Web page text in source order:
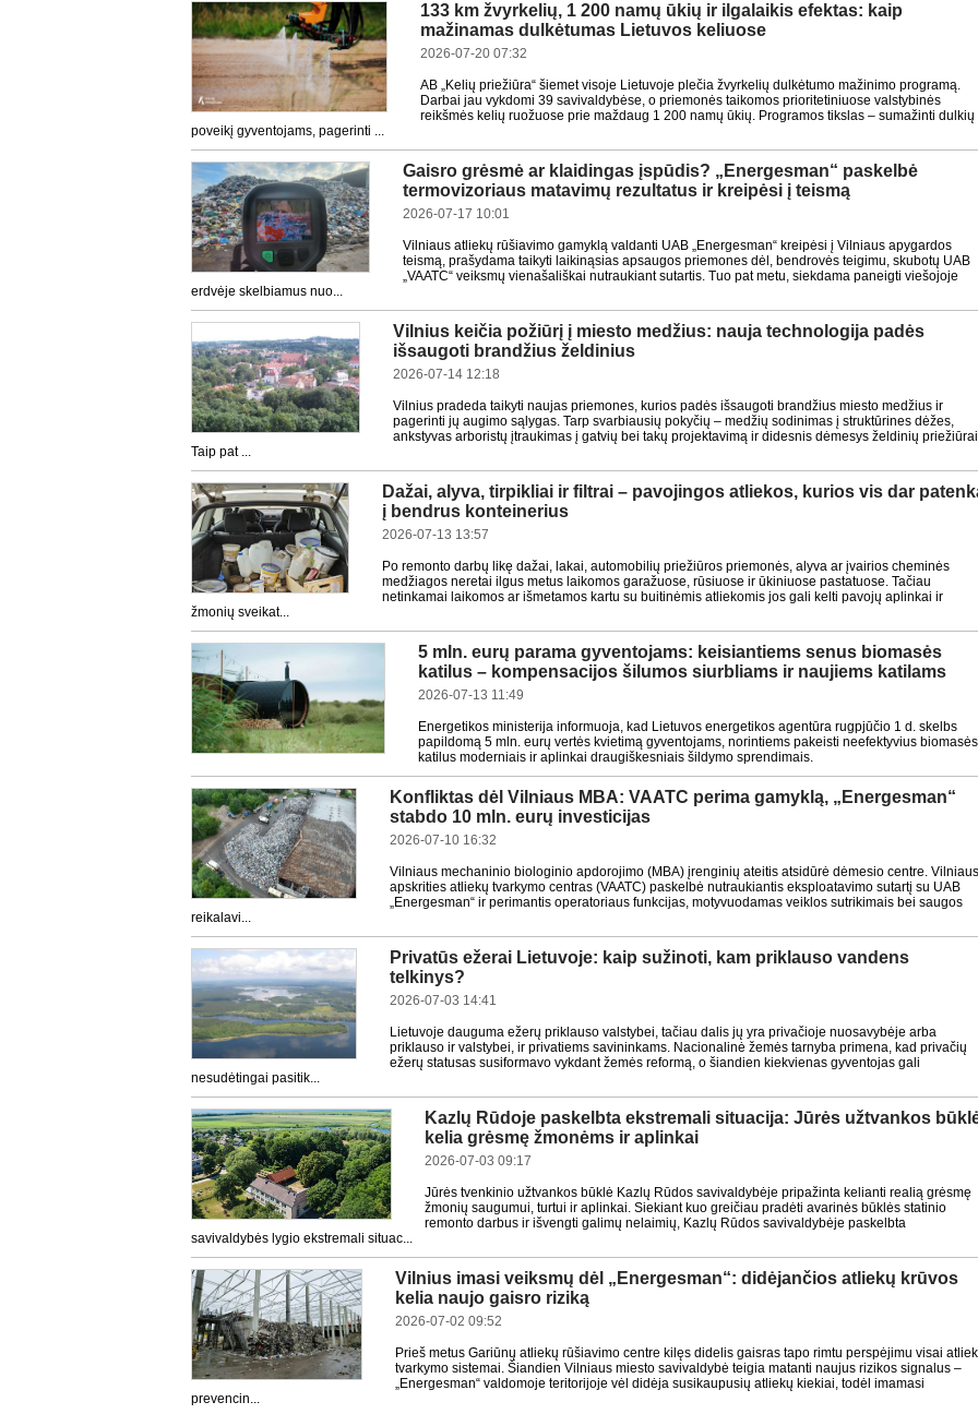
133 km žvyrkelių, 1 200 namų ūkių ir ilgalaikis efektas: kaip
mažinamas dulkėtumas Lietuvos keliuose
2026-07-20 07:32
AB „Kelių priežiūra“ šiemet visoje Lietuvoje plečia žvyrkelių dulkėtumo mažinimo programą.
Darbai jau vykdomi 39 savivaldybėse, o priemonės taikomos prioritetiniuose valstybinės
reikšmės kelių ruožuose prie maždaug 1 200 namų ūkių. Programos tikslas – sumažinti dulkių
poveikį gyventojams, pagerinti ...
Gaisro grėsmė ar klaidingas įspūdis? „Energesman“ paskelbė
termovizoriaus matavimų rezultatus ir kreipėsi į teismą
2026-07-17 10:01
Vilniaus atliekų rūšiavimo gamyklą valdanti UAB „Energesman“ kreipėsi į Vilniaus apygardos
teismą, prašydama taikyti laikinąsias apsaugos priemones dėl, bendrovės teigimu, skubotų UAB
„VAATC“ veiksmų vienašališkai nutraukiant sutartis. Tuo pat metu, siekdama paneigti viešojoje
erdvėje skelbiamus nuo...
Vilnius keičia požiūrį į miesto medžius: nauja technologija padės
išsaugoti brandžius želdinius
2026-07-14 12:18
Vilnius pradeda taikyti naujas priemones, kurios padės išsaugoti brandžius miesto medžius ir
pagerinti jų augimo sąlygas. Tarp svarbiausių pokyčių – medžių sodinimas į struktūrines dėžes,
ankstyvas arboristų įtraukimas į gatvių bei takų projektavimą ir didesnis dėmesys želdinių
Taip pat ...
Dažai, alyva, tirpikliai ir filtrai – pavojingos atliekos, kurios vis dar
į bendrus konteinerius
2026-07-13 13:57
Po remonto darbų likę dažai, lakai, automobilių priežiūros priemonės, alyva ar įvairios cheminės
medžiagos neretai ilgus metus laikomos garažuose, rūsiuose ir ūkiniuose pastatuose. Tačiau
netinkamai laikomos ar išmetamos kartu su buitinėmis atliekomis jos gali kelti pavojų aplinkai ir
žmonių sveikat...
5 mln. eurų parama gyventojams: keisiantiems senus biomasės
katilus – kompensacijos šilumos siurbliams ir naujiems katilams
2026-07-13 11:49
Energetikos ministerija informuoja, kad Lietuvos energetikos agentūra rugpjūčio 1 d. skelbs
papildomą 5 mln. eurų vertės kvietimą gyventojams, norintiems pakeisti neefektyvius biomasės
katilus moderniais ir aplinkai draugiškesniais šildymo sprendimais.
Konfliktas dėl Vilniaus MBA: VAATC perima gamyklą, „Energesman“
stabdo 10 mln. eurų investicijas
2026-07-10 16:32
Vilniaus mechaninio biologinio apdorojimo (MBA) įrenginių ateitis atsidūrė dėmesio centre. Vilniaus
apskrities atliekų tvarkymo centras (VAATC) paskelbė nutraukiantis eksploatavimo sutartį su UAB
„Energesman“ ir perimantis operatoriaus funkcijas, motyvuodamas veiklos sutrikimais bei saugos
reikalavi...
Privatūs ežerai Lietuvoje: kaip sužinoti, kam priklauso vandens
telkinys?
2026-07-03 14:41
Lietuvoje dauguma ežerų priklauso valstybei, tačiau dalis jų yra privačioje nuosavybėje arba
priklauso ir valstybei, ir privatiems savininkams. Nacionalinė žemės tarnyba primena, kad privačių
ežerų statusas susiformavo vykdant žemės reformą, o šiandien kiekvienas gyventojas gali
nesudėtingai pasitik...
Kazlų Rūdoje paskelbta ekstremali situacija: Jūrės užtvankos
kelia grėsmę žmonėms ir aplinkai
2026-07-03 09:17
Jūrės tvenkinio užtvankos būklė Kazlų Rūdos savivaldybėje pripažinta kelianti realią grėsmę
žmonių saugumui, turtui ir aplinkai. Siekiant kuo greičiau pradėti avarinės būklės statinio
remonto darbus ir išvengti galimų nelaimių, Kazlų Rūdos savivaldybėje paskelbta
savivaldybės lygio ekstremali situac...
Vilnius imasi veiksmų dėl „Energesman“: didėjančios atliekų krūvos
kelia naujo gaisro riziką
2026-07-02 09:52
Prieš metus Gariūnų atliekų rūšiavimo centre kilęs didelis gaisras tapo rimtu perspėjimu visai
tvarkymo sistemai. Šiandien Vilniaus miesto savivaldybė teigia matanti naujus rizikos signalus –
„Energesman“ valdomoje teritorijoje vėl didėja susikaupusių atliekų kiekiai, todėl imamasi
prevencin...